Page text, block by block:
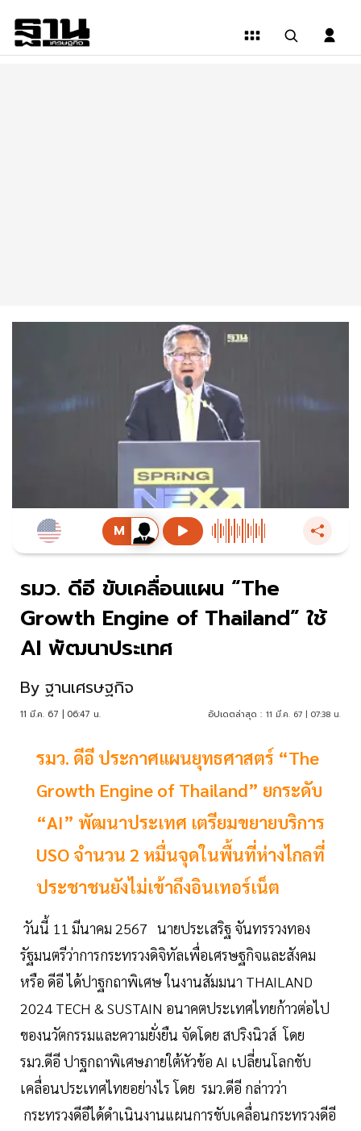
รมว. ดีอี ขับเคลื่อนแผน “The
Growth Engine of Thailand” ใช้
AI พัฒนาประเทศ
By ฐานเศรษฐกิจ
11 มี.ค. 67 | 06:47 น. อัปเดตล่าสุด : 11 มี.ค. 67 | 07:38 น.
รมว. ดีอี ประกาศแผนยุทธศาสตร์ “The
Growth Engine of Thailand” ยกระดับ
“AI” พัฒนาประเทศ เตรียมขยายบริการ
USO จำนวน 2 หมื่นจุดในพื้นที่ห่างไกลที่
ประชาชนยังไม่เข้าถึงอินเทอร์เน็ต
วันนี้ 11 มีนาคม 2567 นายประเสริฐ จันทรรวงทอง
รัฐมนตรีว่าการกระทรวงดิจิทัลเพื่อเศรษฐกิจและสังคม
หรือ ดีอี ได้ปาฐกถาพิเศษ ในงานสัมมนา THAILAND
2024 TECH & SUSTAIN อนาคตประเทศไทยก้าวต่อไป
ของนวัตกรรมและความยั่งยืน จัดโดย สปริงนิวส์ โดย
รมว.ดีอี ปาฐกถาพิเศษภายใต้หัวข้อ AI เปลี่ยนโลกขับ
เคลื่อนประเทศไทยอย่างไร โดย รมว.ดีอี กล่าวว่า
กระทรวงดีอีได้ดำเนินงานแผนการขับเคลื่อนกระทรวงดีอี